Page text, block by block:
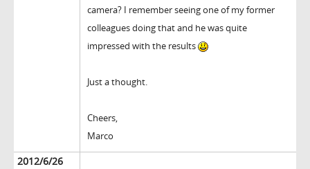
camera? I remember seeing one of my former
colleagues doing that and he was quite
impressed with the results
Just a thought.
Cheers,
Marco
2012/6/26